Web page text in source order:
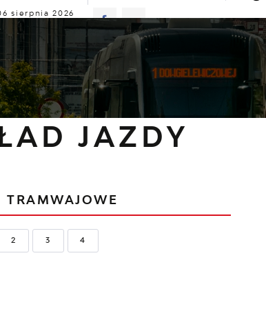
sierpnia 2026
30°C KOMUNIKATY NASZA OFERTA
jazdy
JAZDY
TRAMWAJOWE
2 3 4